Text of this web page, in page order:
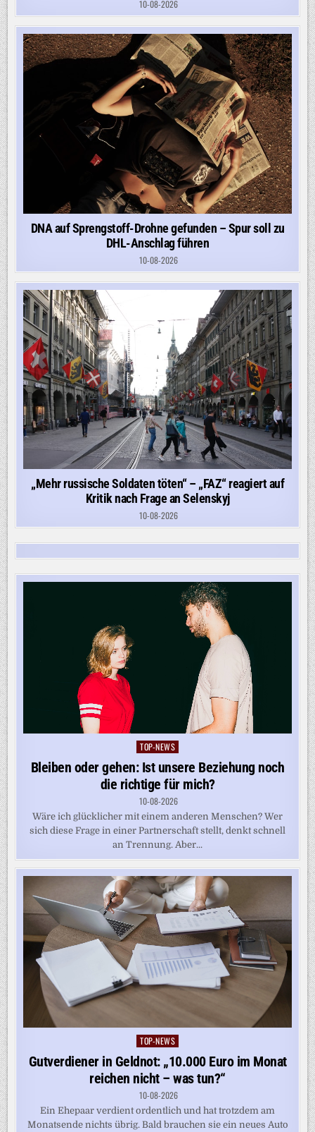
10-08-2026
DNA auf Sprengstoff-Drohne gefunden – Spur soll zu
DHL-Anschlag führen
10-08-2026
„Mehr russische Soldaten töten“ – „FAZ“ reagiert auf
Kritik nach Frage an Selenskyj
10-08-2026
Posted
in
TOP-NEWS
Bleiben oder gehen: Ist unsere Beziehung noch
die richtige für mich?
10-08-2026
Wäre ich glücklicher mit einem anderen Menschen? Wer
sich diese Frage in einer Partnerschaft stellt, denkt schnell
an Trennung. Aber...
Posted
in
TOP-NEWS
Gutverdiener in Geldnot: „10.000 Euro im Monat
reichen nicht – was tun?“
10-08-2026
Ein Ehepaar verdient ordentlich und hat trotzdem am
Monatsende nichts übrig. Bald brauchen sie ein neues Auto